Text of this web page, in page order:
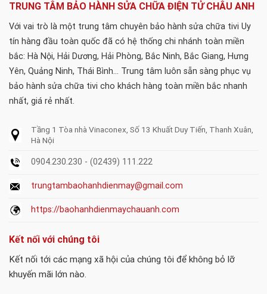
TRUNG TÂM BẢO HÀNH SỬA CHỮA ĐIỆN TỬ CHÂU ANH
Với vai trò là một trung tâm chuyên bảo hành sửa chữa tivi Uy
tín hàng đầu toàn quốc đã có hệ thống chi nhánh toàn miền
bắc: Hà Nội, Hải Dương, Hải Phòng, Bắc Ninh, Bắc Giang, Hưng
Yên, Quảng Ninh, Thái Bình... Trung tâm luôn sẵn sàng phục vụ
bảo hành sửa chữa tivi cho khách hàng toàn miền bắc nhanh
nhất, giá rẻ nhất.
Tầng 1 Tòa nhà Vinaconex, Số 13 Khuất Duy Tiến, Thanh Xuân,
Hà Nội
0904.230.230 - (02439) 111.222
trungtambaohanhdienmay@gmail.com
https://baohanhdienmaychauanh.com
Kết nối với chúng tôi
Kết nối tới các mạng xã hội của chúng tôi để không bỏ lỡ
khuyến mãi lớn nào.